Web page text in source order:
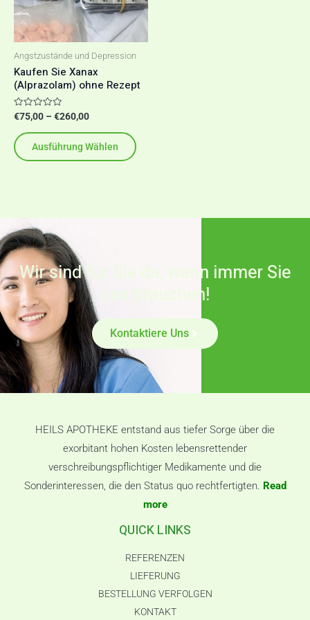
Angstzustände und Depression
Kaufen Sie Xanax
(Alprazolam) ohne Rezept
Bewertet
mit
von
5
€75,00 –€260,00
Ausführung Wählen
auf.
auf
gewählt
Wir sind für Sie da, wann immer Sie
uns brauchen!
Kontaktiere Uns
HEILS APOTHEKE entstand aus tiefer Sorge über die
exorbitant hohen Kosten lebensrettender
verschreibungspflichtiger Medikamente und die
Sonderinteressen, die den Status quo rechtfertigten. Read
more
QUICK LINKS
REFERENZEN
LIEFERUNG
BESTELLUNG VERFOLGEN
KONTAKT